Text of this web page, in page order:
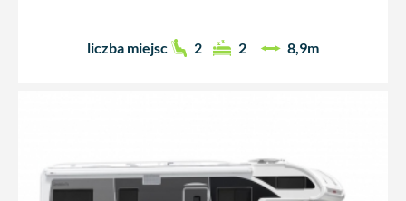
liczba miejsc 2 2 8,9m